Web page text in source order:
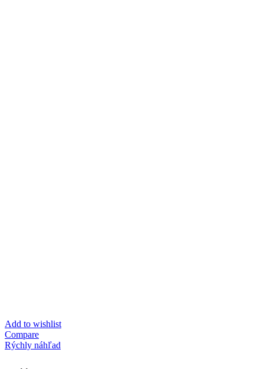
Add to wishlist
Compare
Rýchly náhľad